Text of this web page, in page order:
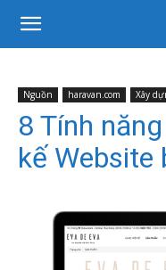
Nguồn haravan.com Xây
8 Tính
kế Website